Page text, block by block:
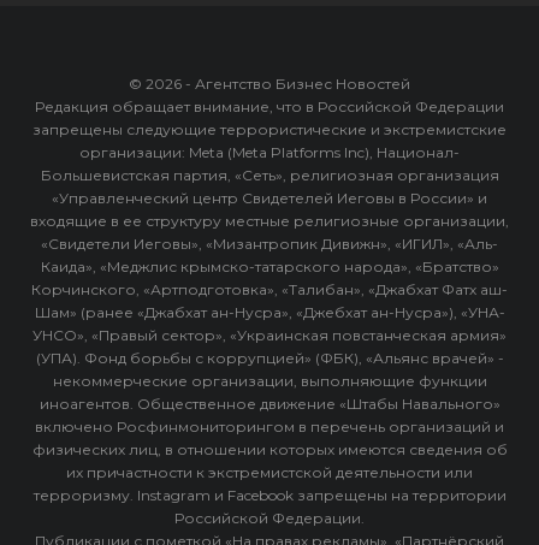
© 2026 - Агентство Бизнес Новостей
Редакция обращает внимание, что в Российской Федерации
запрещены следующие террористические и экстремистские
организации: Meta (Meta Platforms Inc), Национал-
Большевистская партия, «Сеть», религиозная организация
«Управленческий центр Свидетелей Иеговы в России» и
входящие в ее структуру местные религиозные организации,
«Свидетели Иеговы», «Мизантропик Дивижн», «ИГИЛ», «Аль-
Каида», «Меджлис крымско-татарского народа», «Братство»
Корчинского, «Артподготовка», «Талибан», «Джабхат Фатх аш-
Шам» (ранее «Джабхат ан-Нусра», «Джебхат ан-Нусра»), «УНА-
УНСО», «Правый сектор», «Украинская повстанческая армия»
(УПА). Фонд борьбы с коррупцией» (ФБК), «Альянс врачей» -
некоммерческие организации, выполняющие функции
иноагентов. Общественное движение «Штабы Навального»
включено Росфинмониторингом в перечень организаций и
физических лиц, в отношении которых имеются сведения об
их причастности к экстремистской деятельности или
терроризму. Instagram и Facebook запрещены на территории
Российской Федерации.
Публикации с пометкой «На правах рекламы», «Партнёрский